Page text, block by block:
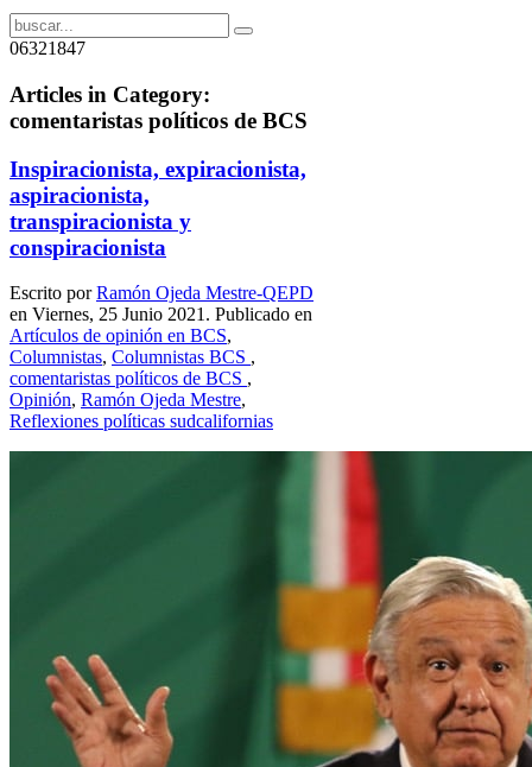
06321847
Articles in Category:
comentaristas políticos de BCS
Inspiracionista, expiracionista,
aspiracionista,
transpiracionista y
conspiracionista
Escrito porRamón Ojeda Mestre-QEPD
en Viernes, 25 Junio 2021. Publicado en
Artículos de opinión en BCS,
Columnistas, Columnistas BCS ,
comentaristas políticos de BCS ,
Opinión, Ramón Ojeda Mestre,
Reflexiones políticas sudcalifornias